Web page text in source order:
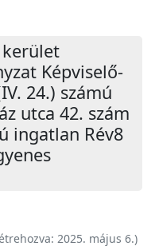
kerület
Képviselő-
24.) számú
utca 42. szám
ingatlan Rév8
2025. május 6.)